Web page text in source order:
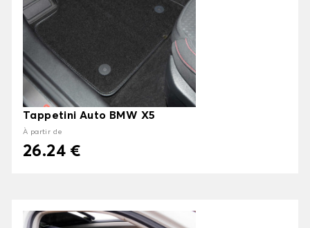
Tappetini Auto BMW X5
À partir de
26.24 €